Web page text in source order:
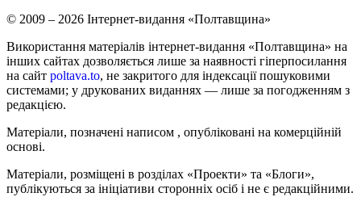
© 2009 – 2026 Інтернет-видання «Полтавщина»
Використання матеріалів інтернет-видання «Полтавщина» на
інших сайтах дозволяється лише за наявності гіперпосилання
на сайт poltava.to, не закритого для індексації пошуковими
системами; у друкованих виданнях — лише за погодженням з
редакцією.
Матеріали, позначені написом , опубліковані на комерційній
основі.
Матеріали, розміщені в розділах «Проекти» та «Блоги»,
публікуються за ініціативи сторонніх осіб і не є редакційними.